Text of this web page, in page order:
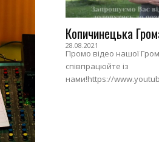
Копичинецька
28.08.2021
Промо відео нашої
співпрацюйте із
нами!https://